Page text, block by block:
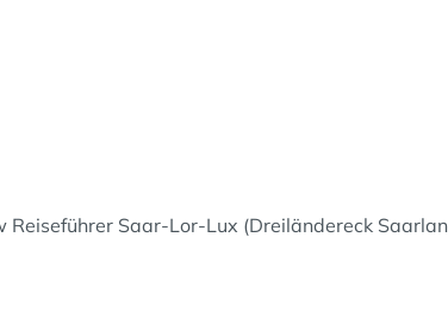
Reiseführer Saar-Lor-Lux (Dreiländereck